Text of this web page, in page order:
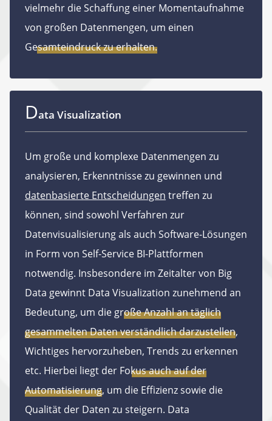
vielmehr die Schaffung einer Momentaufnahme
von großen Datenmengen, um einen
Gesamteindruck zu erhalten.
Data Visualization
Um große und komplexe Datenmengen zu
analysieren, Erkenntnisse zu gewinnen und
datenbasierte Entscheidungen treffen zu
können, sind sowohl Verfahren zur
Datenvisualisierung als auch Software-Lösungen
in Form von Self-Service BI-Plattformen
notwendig. Insbesondere im Zeitalter von Big
Data gewinnt Data Visualization zunehmend an
Bedeutung, um die große Anzahl an täglich
gesammelten Daten verständlich darzustellen,
Wichtiges hervorzuheben, Trends zu erkennen
etc. Hierbei liegt der Fokus auch auf der
Automatisierung, um die Effizienz sowie die
Qualität der Daten zu steigern. Data